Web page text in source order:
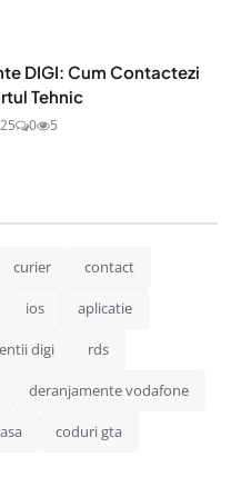
DIGI: Cum Contactezi
Tehnic
0 5
curier contact
ios aplicatie
digi rds
deranjamente vodafone
coduri gta